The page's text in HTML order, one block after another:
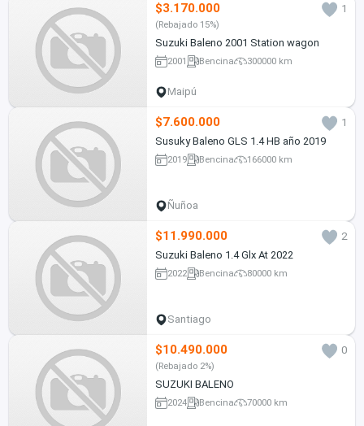
$3.170.000 1
(Rebajado 15%)
Suzuki Baleno 2001 Station wagon
2001 Bencina 300000 km
Maipú
$7.600.000
1
Susuky Baleno GLS 1.4 HB año 2019
2019 Bencina 166000 km
Ñuñoa
$11.990.000
2
Suzuki Baleno 1.4 Glx At 2022
2022 Bencina 80000 km
Santiago
$10.490.000 0
(Rebajado 2%)
SUZUKI BALENO
2024 Bencina 70000 km